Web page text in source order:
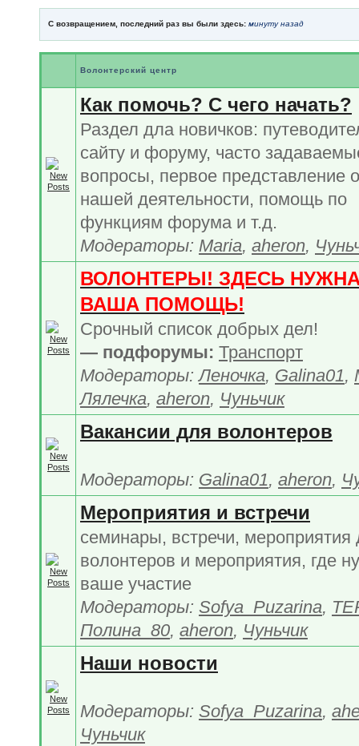
С возвращением, последний раз вы были здесь: минуту назад
Волонтерский центр
Как помочь? С чего начать?
Раздел дла новичков:
сайту и форуму, часто
вопросы, первое представление о
нашей деятельности, помощь по
функциям форума и т.д.
Модераторы: Maria, aheron,
ВОЛОНТЕРЫ! ЗДЕСЬ
ВАША ПОМОЩЬ!
Срочный список добрых дел!
— подфорумы: Транспорт
Модераторы:Леночка, Galina01,
Лялечка, aheron, Чуньчик
Вакансии для волонтеров
Модераторы: Galina01, aheron,
Мероприятия и встречи
семинары, встречи, мероприятия
волонтеров и мероприятия, где
ваше участие
Модераторы: Sofya_Puzarina,
Полина_80, aheron, Чуньчик
Наши новости
Модераторы: Sofya_Puzarina,
Чуньчик